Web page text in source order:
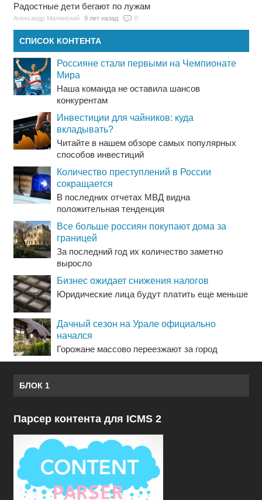
Радостные дети бегают по лужам
Александр Малинский 9 лет назад 0
СПИСОК КОНТЕНТА
Россияне стали первыми на Чемпионате
Мира
Наша команда не оставила шансов
конкурентам
Инвестиции для чайников: куда
вкладывать?
Читайте в нашем обзоре самых популярных
способов инвестиций
Количество преступлений в России
сокращается
В последних отчетах МВД видна
положительная тенденция
Все больше россиян покупают дома за
границей
За последний год их количество заметно
выросло
Бизнес ожидает снижения налогов
Юридические лица будут платить еще меньше
Дачный сезон на Урале официально
начался
Горожане массово переезжают за город
БЛОК 1
Парсер контента для ICMS 2